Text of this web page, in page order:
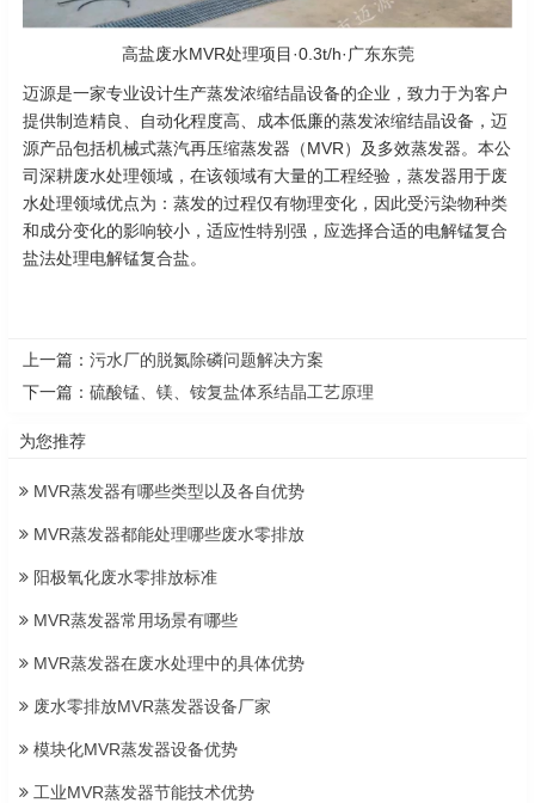
高盐废水MVR处理项目·0.3t/h·广东东莞
迈源是一家专业设计生产蒸发浓缩结晶设备的企业，致力于为客户
提供制造精良、自动化程度高、成本低廉的蒸发浓缩结晶设备，迈
源产品包括机械式蒸汽再压缩蒸发器（MVR）及多效蒸发器。本公
司深耕废水处理领域，在该领域有大量的工程经验，蒸发器用于废
水处理领域优点为：蒸发的过程仅有物理变化，因此受污染物种类
和成分变化的影响较小，适应性特别强，应选择合适的电解锰复合
盐法处理电解锰复合盐。
上一篇： 污水厂的脱氮除磷问题解决方案
下一篇： 硫酸锰、镁、铵复盐体系结晶工艺原理
为您推荐
MVR蒸发器有哪些类型以及各自优势
MVR蒸发器都能处理哪些废水零排放
阳极氧化废水零排放标准
MVR蒸发器常用场景有哪些
MVR蒸发器在废水处理中的具体优势
废水零排放MVR蒸发器设备厂家
模块化MVR蒸发器设备优势
工业MVR蒸发器节能技术优势